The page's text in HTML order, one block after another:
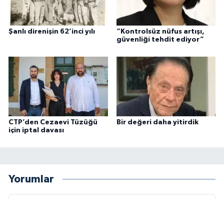
Şanlı direnişin 62’inci yılı
“Kontrolsüz nüfus artışı,
güvenliği tehdit ediyor”
CTP’den Cezaevi Tüzüğü
için iptal davası
Bir değeri daha yitirdik
Yorumlar